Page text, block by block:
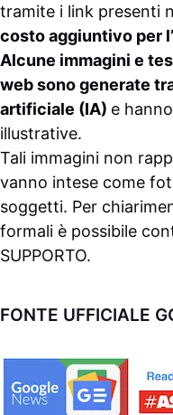
tramite i link presenti
costo aggiuntivo per
Alcune immagini e
web sono generate
artificiale (IA) e
illustrative.
Tali immagini non
vanno intese come
soggetti. Per
formali è possibile
SUPPORTO.
FONTE UFFICIALE